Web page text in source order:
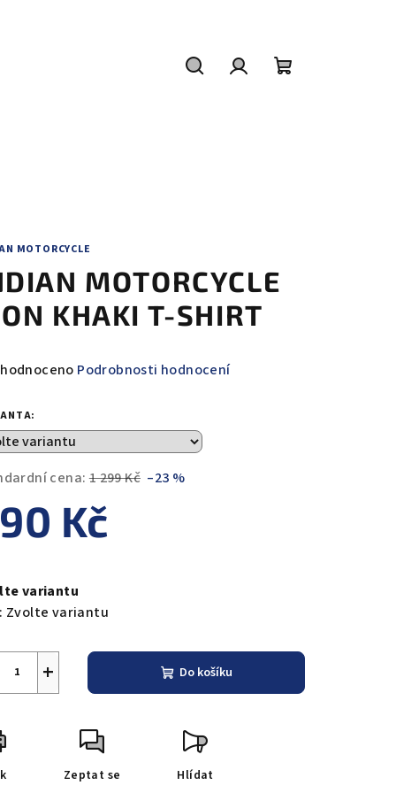
MOTORCYCLE
MOTORCYCLE
KHAKI T-SHIRT
Podrobnosti hodnocení
cena: 1 299 Kč –23 %
Kč
variantu
Zvolte variantu
+ Do košíku
Zeptat se Hlídat